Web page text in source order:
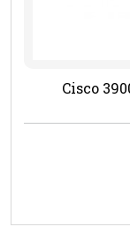
Cisco